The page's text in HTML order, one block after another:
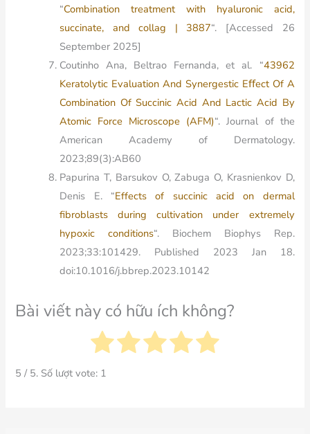
“Combination treatment with hyaluronic acid,
succinate, and collag | 3887“. [Accessed 26
September 2025]
Coutinho Ana, Beltrao Fernanda, et al. “43962
Keratolytic Evaluation And Synergestic Eﬀect Of A
Combination Of Succinic Acid And Lactic Acid By
Atomic Force Microscope (AFM)“. Journal of the
American Academy of Dermatology.
2023;89(3):AB60
Papurina T, Barsukov O, Zabuga O, Krasnienkov D,
Denis E. “Effects of succinic acid on dermal
fibroblasts during cultivation under extremely
hypoxic conditions“. Biochem Biophys Rep.
2023;33:101429. Published 2023 Jan 18.
doi:10.1016/j.bbrep.2023.10142
Bài viết này có hữu ích không?
5 / 5. Số lượt vote: 1